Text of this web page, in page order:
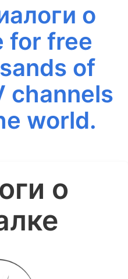
о
for free
of
channels
world.
о